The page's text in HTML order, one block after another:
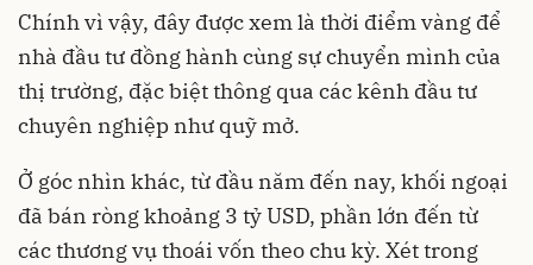
Chính vì vậy, đây được xem là thời điểm vàng để
nhà đầu tư đồng hành cùng sự chuyển mình của
thị trường, đặc biệt thông qua các kênh đầu tư
chuyên nghiệp như quỹ mở.
Ở góc nhìn khác, từ đầu năm đến nay, khối ngoại
đã bán ròng khoảng 3 tỷ USD, phần lớn đến từ
các thương vụ thoái vốn theo chu kỳ. Xét trong